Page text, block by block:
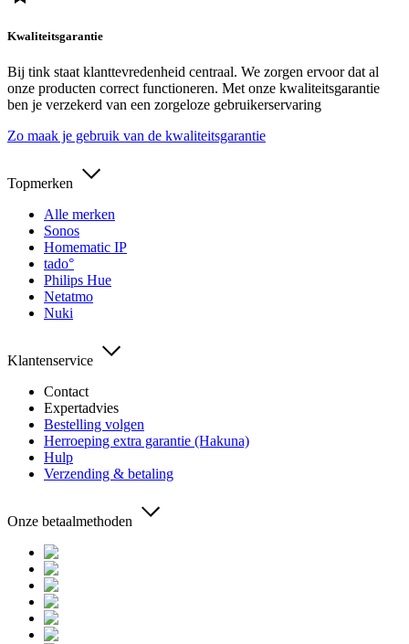
Kwaliteitsgarantie
Bij tink staat klanttevredenheid centraal. We zorgen ervoor dat al
onze producten correct functioneren. Met onze kwaliteitsgarantie
ben je verzekerd van een zorgeloze gebruikerservaring
Zo maak je gebruik van de kwaliteitsgarantie
Topmerken
Alle merken
Sonos
Homematic IP
tado°
Philips Hue
Netatmo
Nuki
Klantenservice
Contact
Expertadvies
Bestelling volgen
Herroeping extra garantie (Hakuna)
Hulp
Verzending & betaling
Onze betaalmethoden